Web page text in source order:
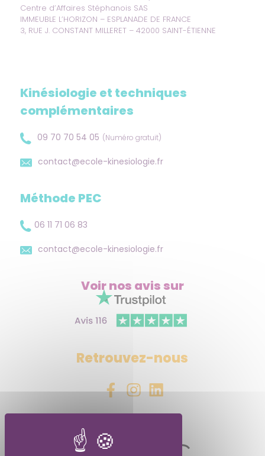
Centre d’Affaires Stéphanois SAS
IMMEUBLE L’HORIZON – ESPLANADE DE FRANCE
3, RUE J. CONSTANT MILLERET – 42000 SAINT-ÉTIENNE
Kinésiologie et techniques
complémentaires
09 70 70 54 05 (Numéro gratuit)
contact@ecole-kinesiologie.fr
Méthode PEC
06 11 71 06 83
contact@ecole-kinesiologie.fr
Voir nos avissur
Retrouvez-nous